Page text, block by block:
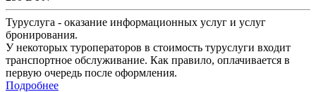
Туруслуга - оказание информационных услуг и услуг
бронирования.
У некоторых туроператоров в стоимость туруслуги входит
транспортное обслуживание. Как правило, оплачивается в
первую очередь после оформления.
Подробнее